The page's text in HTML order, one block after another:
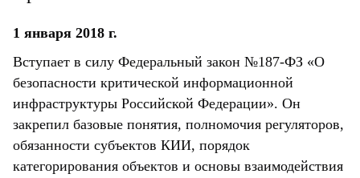
1 января 2018 г.
Вступает в силу Федеральный закон №187-ФЗ «О
безопасности критической информационной
инфраструктуры Российской Федерации». Он
закрепил базовые понятия, полномочия регуляторов,
обязанности субъектов КИИ, порядок
категорирования объектов и основы взаимодействия